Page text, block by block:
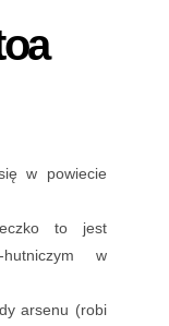
w powiecie
to jest
hutniczym w
arsenu (robi